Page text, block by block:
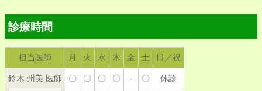
診療時間
担当医師 月 火 水 木 金 土 日／祝
鈴木 州美 医師 〇 〇 〇 〇 - 〇 休診